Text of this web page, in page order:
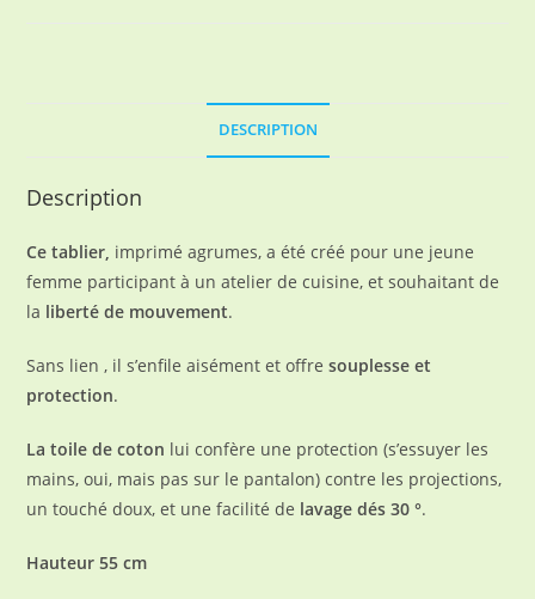
DESCRIPTION
Description
Ce tablier, imprimé agrumes, a été créé pour une jeune
femme participant à un atelier de cuisine, et souhaitant de
la liberté de mouvement.
Sans lien , il s’enfile aisément et offresouplesse et
protection.
La toile de coton lui confère une protection (s’essuyer les
mains, oui, mais pas sur le pantalon) contre les projections,
un touché doux, et une facilité de lavage dés 30 °.
Hauteur 55 cm